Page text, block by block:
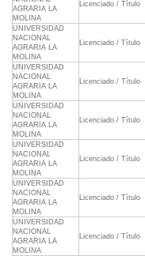
AGRARIA LA
MOLINA
Licenciado / Título
UNIVERSIDAD
NACIONAL
AGRARIA LA
MOLINA
Licenciado / Título
UNIVERSIDAD
NACIONAL
AGRARIA LA
MOLINA
Licenciado / Título
UNIVERSIDAD
NACIONAL
AGRARIA LA
MOLINA
Licenciado / Título
UNIVERSIDAD
NACIONAL
AGRARIA LA
MOLINA
Licenciado / Título
UNIVERSIDAD
NACIONAL
AGRARIA LA
MOLINA
Licenciado / Título
UNIVERSIDAD
NACIONAL
AGRARIA LA
MOLINA
Licenciado / Título